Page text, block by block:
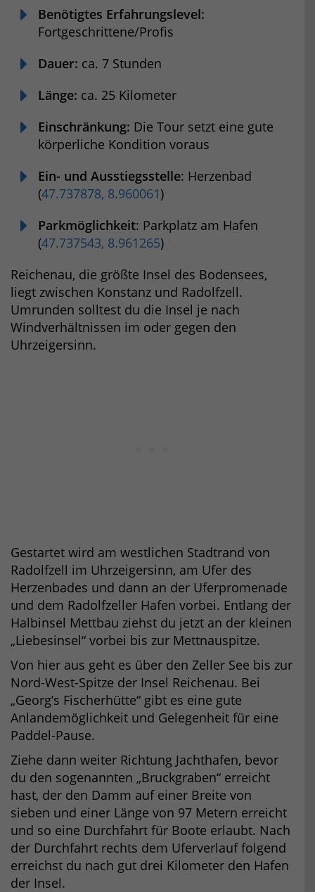
Benötigtes Erfahrungslevel:
Fortgeschrittene/Profis
Dauer: ca. 7 Stunden
Länge: ca. 25 Kilometer
Einschränkung: Die Tour setzt eine gute
körperliche Kondition voraus
Ein- und Ausstiegsstelle: Herzenbad
(47.737878, 8.960061)
Parkmöglichkeit: Parkplatz am Hafen
(47.737543, 8.961265)
Reichenau, die größte Insel des Bodensees,
liegt zwischen Konstanz und Radolfzell.
Umrunden solltest du die Insel je nach
Windverhältnissen im oder gegen den
Uhrzeigersinn.
Gestartet wird am westlichen Stadtrand von
Radolfzell im Uhrzeigersinn, am Ufer des
Herzenbades und dann an der Uferpromenade
und dem Radolfzeller Hafen vorbei. Entlang der
Halbinsel Mettbau ziehst du jetzt an der kleinen
„Liebesinsel“ vorbei bis zur Mettnauspitze.
Von hier aus geht es über den Zeller See bis zur
Nord-West-Spitze der Insel Reichenau. Bei
„Georg’s Fischerhütte“ gibt es eine gute
Anlandemöglichkeit und Gelegenheit für eine
Paddel-Pause.
Ziehe dann weiter Richtung Jachthafen, bevor
du den sogenannten „Bruckgraben“ erreicht
hast, der den Damm auf einer Breite von
sieben und einer Länge von 97 Metern erreicht
und so eine Durchfahrt für Boote erlaubt. Nach
der Durchfahrt rechts dem Uferverlauf folgend
erreichst du nach gut drei Kilometer den Hafen
der Insel.